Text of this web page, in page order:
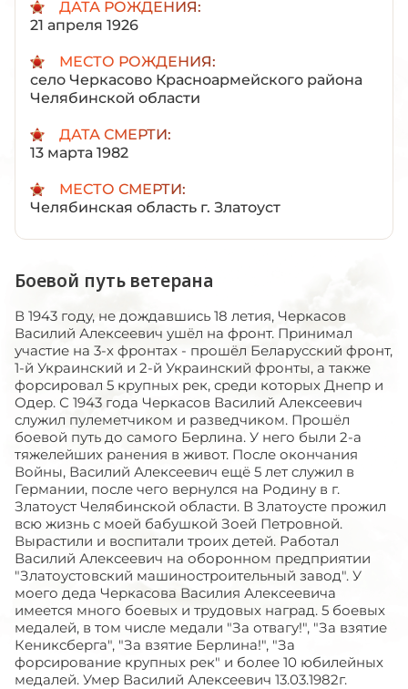
ДАТА РОЖДЕНИЯ:
21 апреля 1926
МЕСТО РОЖДЕНИЯ:
село Черкасово Красноармейского района
Челябинской области
ДАТА СМЕРТИ:
13 марта 1982
МЕСТО СМЕРТИ:
Челябинская область г. Златоуст
Боевой путь ветерана
В 1943 году, не дождавшись 18 летия, Черкасов
Василий Алексеевич ушёл на фронт. Принимал
участие на 3-х фронтах - прошёл Беларусский фронт,
1-й Украинский и 2-й Украинский фронты, а также
форсировал 5 крупных рек, среди которых Днепр и
Одер. С 1943 года Черкасов Василий Алексеевич
служил пулеметчиком и разведчиком. Прошёл
боевой путь до самого Берлина. У него были 2-а
тяжелейших ранения в живот. После окончания
Войны, Василий Алексеевич ещё 5 лет служил в
Германии, после чего вернулся на Родину в г.
Златоуст Челябинской области. В Златоусте прожил
всю жизнь с моей бабушкой Зоей Петровной.
Вырастили и воспитали троих детей. Работал
Василий Алексеевич на оборонном предприятии
"Златоустовский машиностроительный завод". У
моего деда Черкасова Василия Алексеевича
имеется много боевых и трудовых наград. 5 боевых
медалей, в том числе медали "За отвагу!", "За взятие
Кениксберга", "За взятие Берлина!", "За
форсирование крупных рек" и более 10 юбилейных
медалей. Умер Василий Алексеевич 13.03.1982г.